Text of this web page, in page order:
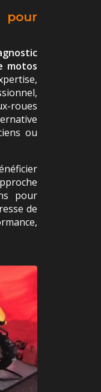
motos
roues
ou
pour
de